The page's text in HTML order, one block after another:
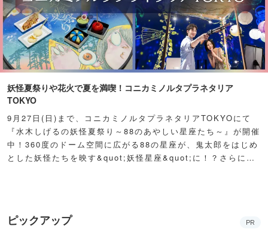
妖怪夏祭りや花火で夏を満喫！コニカミノルタプラネタリア
TOKYO
9月27日(日)まで、コニカミノルタプラネタリアTOKYOにて
『水木しげるの妖怪夏祭り～88のあやしい星座たち～』が開催
中！360度のドーム空間に広がる88の星座が、鬼太郎をはじめ
とした妖怪たちを映す&quot;妖怪星座&quot;に！？さらに例
ピックアップ PR